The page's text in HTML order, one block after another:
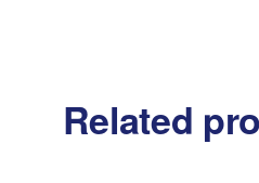
Related